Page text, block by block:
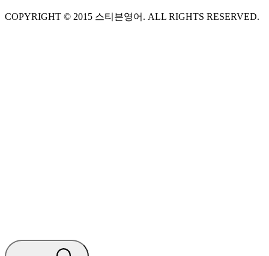
COPYRIGHT © 2015 스티븐영어 . ALL RIGHTS RESERVED.